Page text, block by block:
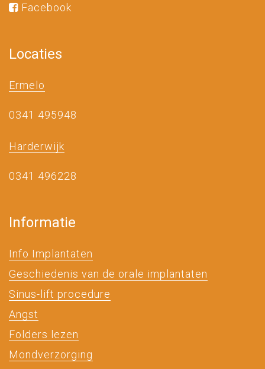
Facebook
Locaties
Ermelo
0341 495948
Harderwijk
0341 496228
Informatie
Info Implantaten
Geschiedenis van de orale implantaten
Sinus-lift procedure
Angst
Folders lezen
Mondverzorging